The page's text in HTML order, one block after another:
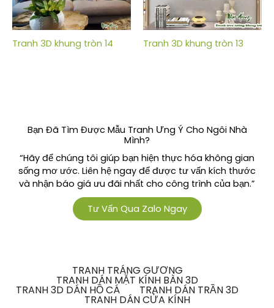
Tranh 3D khung tròn 14 Tranh 3D khung tròn 13
Bạn Đã Tìm Được Mẫu Tranh Ưng Ý Cho Ngôi Nhà
Mình?
“Hãy để chúng tôi giúp bạn hiện thực hóa không gian
sống mơ ước. Liên hệ ngay để được tư vấn kích thước
và nhận báo giá ưu đãi nhất cho công trình của bạn.”
Tư Vấn Qua Zalo Ngay
TRANH TRÁNG GƯƠNG
TRANH DÁN MẶT KÍNH BÀN 3D
TRANH 3D DÁN HỒ CÁ TRANH DÁN TRẦN 3D
TRANH DÁN CỬA KÍNH